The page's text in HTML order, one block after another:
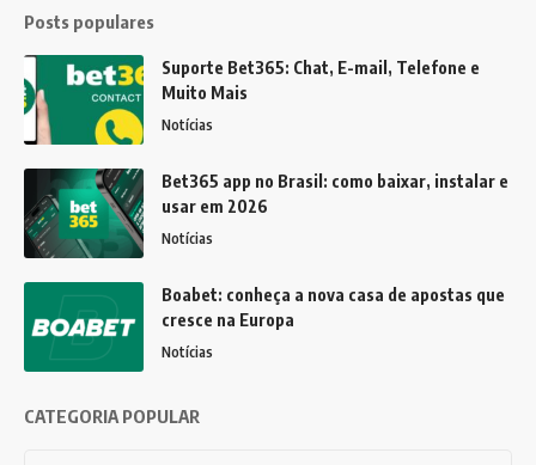
Posts populares
Suporte Bet365: Chat, E-mail, Telefone e
Muito Mais
Notícias
Bet365 app no Brasil: como baixar, instalar e
usar em 2026
Notícias
Boabet: conheça a nova casa de apostas que
cresce na Europa
Notícias
CATEGORIA POPULAR